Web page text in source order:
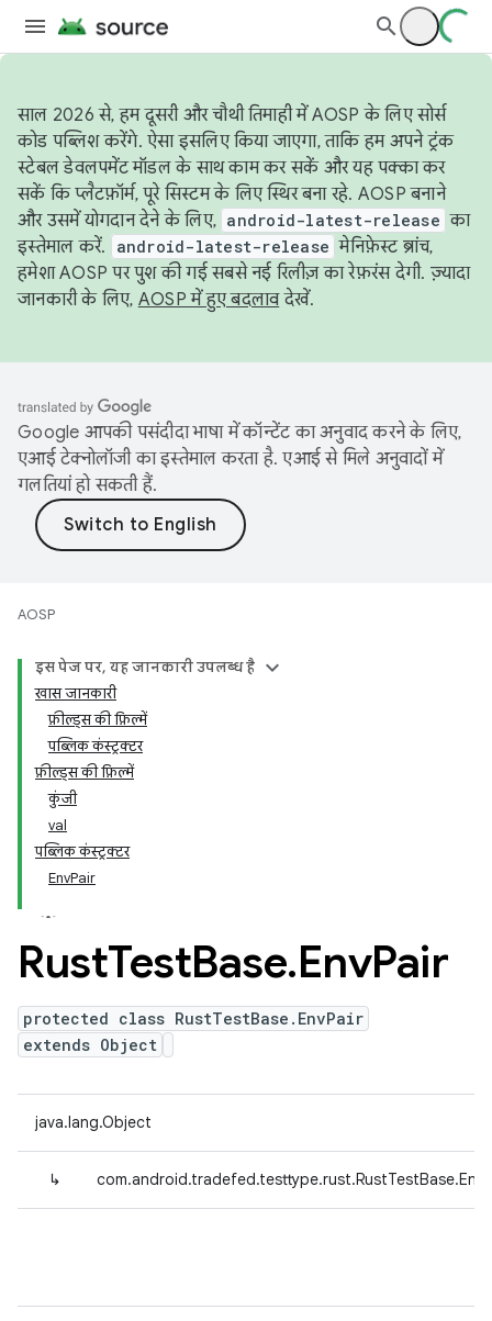
साल 2026 से, हम दूसरी और चौथी तिमाही में AOSP के लिए सोर्स
कोड पब्लिश करेंगे. ऐसा इसलिए किया जाएगा, ताकि हम अपने ट्रंक
स्टेबल डेवलपमेंट मॉडल के साथ काम कर सकें और यह पक्का कर
सकें कि प्लैटफ़ॉर्म, पूरे सिस्टम के लिए स्थिर बना रहे. AOSP बनाने
और उसमें योगदान देने के लिए, android-latest-release का
इस्तेमाल करें.
android-latest-release मेनिफ़ेस्ट ब्रांच,
हमेशा AOSP पर पुश की गई सबसे नई रिलीज़ का रेफ़रंस देगी. ज़्यादा
जानकारी के लिए, AOSP में हुए बदलावदेखें.
Google आपकी पसंदीदा भाषा में कॉन्टेंट का अनुवाद करने के लिए,
एआई टेक्नोलॉजी का इस्तेमाल करता है. एआई से मिले अनुवादों में
गलतियां हो सकती हैं.
AOSP
इस पेज पर, यह जानकारी उपलब्ध है
खास जानकारी
फ़ील्ड्स की फ़िल्में
पब्लिक कंस्ट्रक्टर
फ़ील्ड्स की फ़िल्में
कुंजी
val
पब्लिक कंस्ट्रक्टर
EnvPair
RustTestBase.EnvPair
protected class RustTestBase.EnvPair
extends Object
java.lang.Object
↳